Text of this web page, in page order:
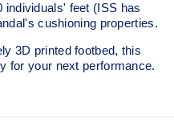
individuals' feet (ISS has
cushioning properties.​
3D printed footbed, this
for your next performance.​